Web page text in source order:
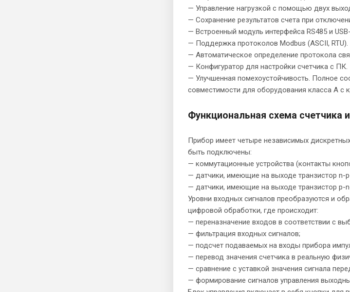
— Управление нагрузкой с помощью двух
— Сохранение результатов счета при
— Встроенный модуль интерфейса RS485 и
— Поддержка протоколов Modbus (ASCII, RTU).
— Автоматическое определение протокола
— Конфигуратор для настройки счетчика с ПК.
— Улучшенная помехоустойчивость. Полное
совместимости для оборудования класса А с
Функциональная схема счетчика
Прибор имеет четыре независимых
быть подключены:
— коммутационные устройства (контакты
— датчики, имеющие на выходе транзистор
— датчики, имеющие на выходе транзистор p-
Уровни входных сигналов преобразуются и
цифровой обработки, где происходит:
— переназначение входов в соответствии с
— фильтрация входных сигналов;
— подсчет подаваемых на входы прибора
— перевод значения счетчика в реальную
— сравнение с уставкой значения сигнала
— формирование сигналов управления